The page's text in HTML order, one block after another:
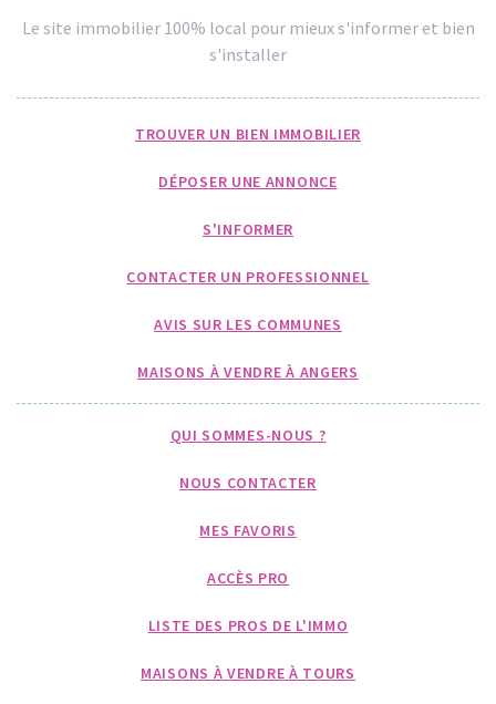
Le site immobilier 100% local pour mieux s'informer et bien
s'installer
TROUVER UN BIEN IMMOBILIER
DÉPOSER UNE ANNONCE
S'INFORMER
CONTACTER UN PROFESSIONNEL
AVIS SUR LES COMMUNES
MAISONS À VENDRE À ANGERS
QUI SOMMES-NOUS ?
NOUS CONTACTER
MES FAVORIS
ACCÈS PRO
LISTE DES PROS DE L'IMMO
MAISONS À VENDRE À TOURS